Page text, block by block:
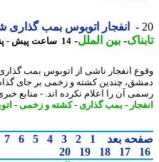
انفجار اتوبوس بمب گذاری
-بین الملل-14 ساعت پیش - پنجشنبه 15 مرداد 1405، 20:45
انفجار ناشی از اتوبوس بمب گذاری
چندین کشته و زخمی بر جای گذاشت؛
آن را اعلام نکرده اند. - منابع خبری از
-بمب گذاری- کشته و زخمی-اتوبوس
بعد 1
2
3
4
5
6
7
8
17
18
19
20